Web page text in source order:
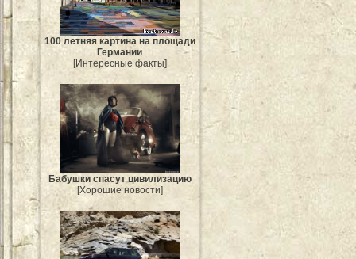
100 летняя картина на площади
Германии
[Интересные факты]
Бабушки спасут цивилизацию
[Хорошие новости]